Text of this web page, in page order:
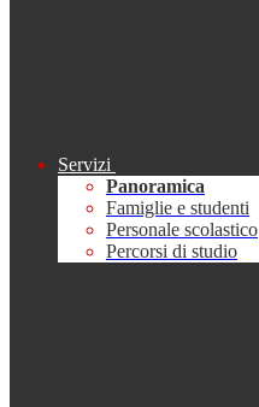
Servizi
Panoramica
Famiglie e studenti
Personale scolastico
Percorsi di studio